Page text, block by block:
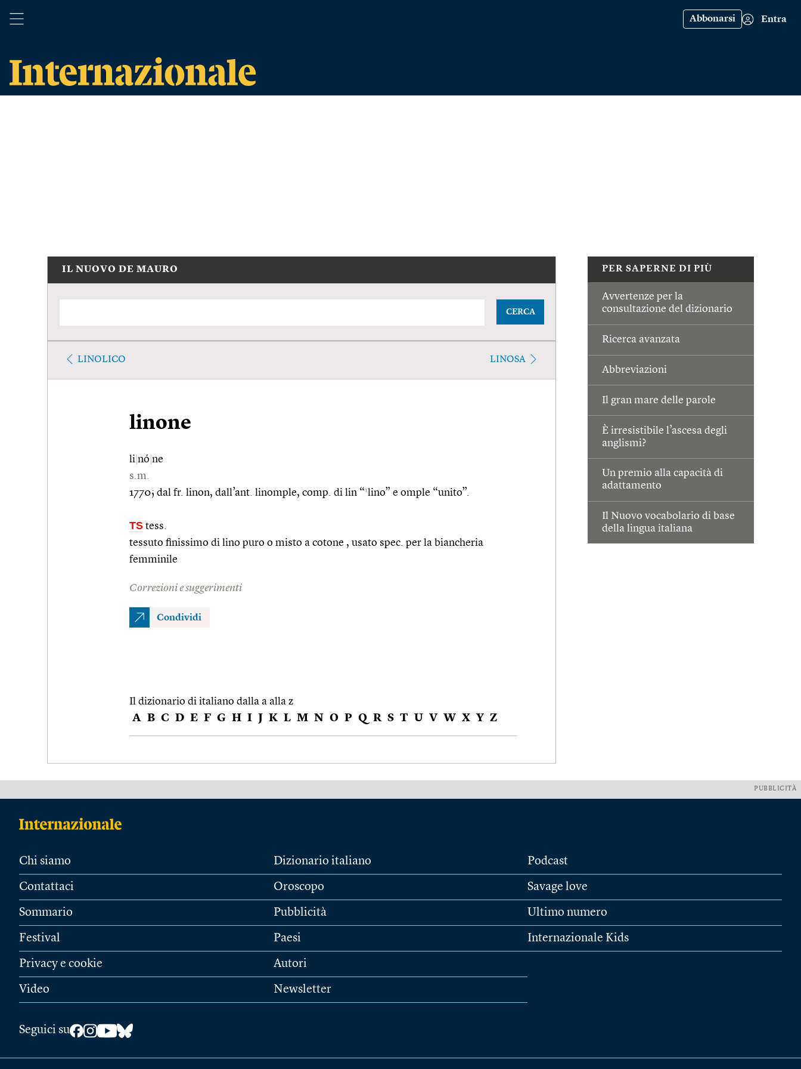
Abbonarsi Entra
PER SAPERNE DI PIÙ
Avvertenze per la
consultazione del dizionario
Ricerca avanzata
Abbreviazioni
Il gran mare delle parole
È irresistibile l’ascesa degli
anglismi?
Un premio alla capacità di
adattamento
Il Nuovo vocabolario di base
della lingua italiana
IL NUOVO DE MAURO
CERCA
LINOLICO LINOSA
linone
li nó ne
s.m.
1770; dal fr. linon, dall’ant. linomple, comp. di lin “1lino” e omple “unito”.
TS tess.
tessuto finissimo di lino puro o misto a cotone , usato spec. per la biancheria
femminile
Correzioni e suggerimenti
Condividi
Il dizionario di italiano dalla a alla z
A B C D E F G H I J K L M N O P Q R S T U V W X Y Z
PUBBLICITÀ
Chi siamo
Contattaci
Sommario
Festival
Privacy e cookie
Video
Dizionario italiano
Oroscopo
Pubblicità
Paesi
Autori
Newsletter
Podcast
Savage love
Ultimo numero
Internazionale Kids
Seguici su